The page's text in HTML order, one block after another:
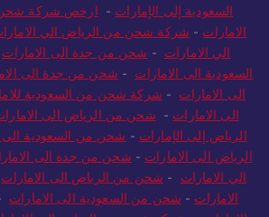
السعودية إلى الإمارات - ارخص شركة شحن
الامارات - شركة شحن من الرياض الي
الي الامارات - شحن من جدة الى الامارات
السعودية الى الامارات - شحن من جدة الى
الى الامارات - شركة شحن من السعودية
الى الامارات - شحن من الرياض الى
الرياض إلى الإمارات - شحن من السعودية الى
الرياض الى الامارات - شحن من جدة الى
الي الامارات - شحن من الرياض الى الامارات
الامارات - شحن من السعودية الى الامارات